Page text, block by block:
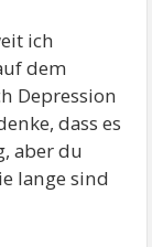
ich
dem
Depression
dass es
aber du
lange sind